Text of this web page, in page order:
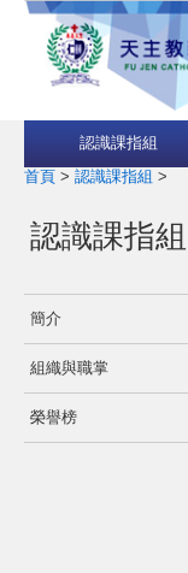
認識課指組
首頁 > 認識課指組 >
認識課指組
簡介
組織與職掌
榮譽榜